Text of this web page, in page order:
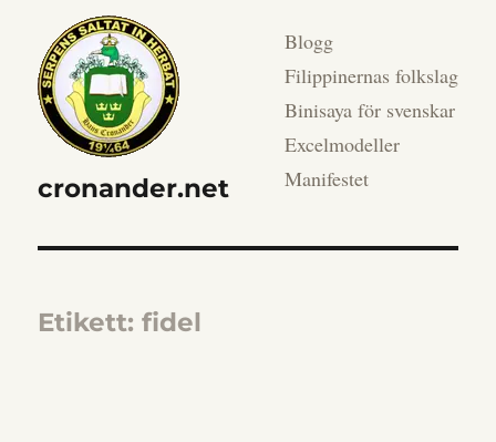
cronander.net
Blogg
Filippinernas folkslag
Binisaya för svenskar
Excelmodeller
Manifestet
Etikett:fidel